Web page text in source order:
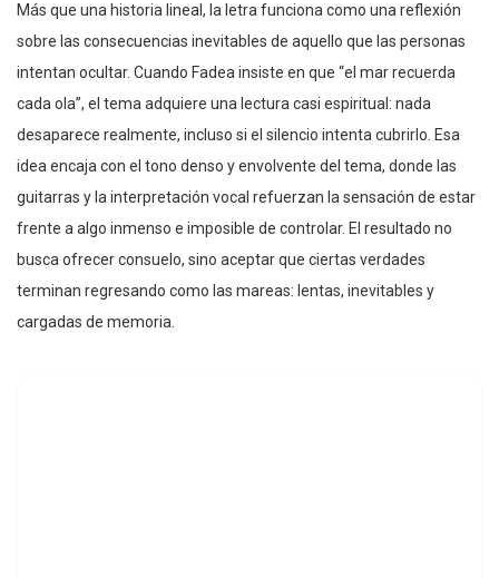
Más que una historia lineal, la letra funciona como una reflexión
sobre las consecuencias inevitables de aquello que las personas
intentan ocultar. Cuando Fadea insiste en que “el mar recuerda
cada ola”, el tema adquiere una lectura casi espiritual: nada
desaparece realmente, incluso si el silencio intenta cubrirlo. Esa
idea encaja con el tono denso y envolvente del tema, donde las
guitarras y la interpretación vocal refuerzan la sensación de estar
frente a algo inmenso e imposible de controlar. El resultado no
busca ofrecer consuelo, sino aceptar que ciertas verdades
terminan regresando como las mareas: lentas, inevitables y
cargadas de memoria.